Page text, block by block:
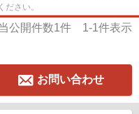
さい。
公開件数1件 1-1件表示
お問い合わせ